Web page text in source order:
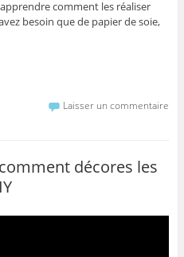
comment les réaliser
besoin que de papier de soie,
Laisser un commentaire
décores les